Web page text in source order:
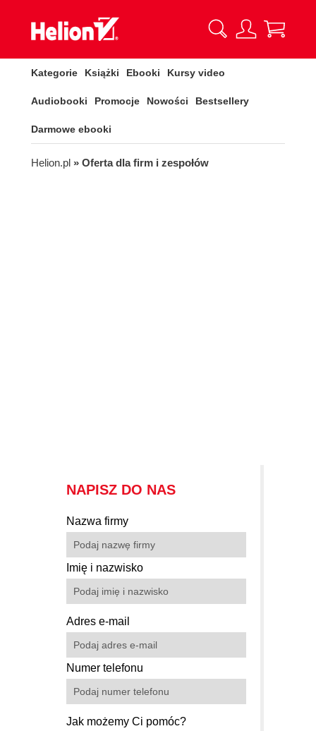
Kategorie Książki Ebooki Kursy video
Audiobooki Promocje Nowości Bestsellery
Darmowe ebooki
Helion.pl » Oferta dla firm i zespołów
NAPISZ DO NAS
Nazwa firmy
Imię i nazwisko
Adres e-mail
Numer telefonu
Jak możemy Ci pomóc?